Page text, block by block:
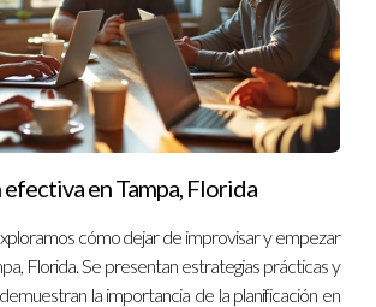
en Tampa, Florida
cómo dejar de improvisar y empezar
Florida. Se presentan estrategias prácticas y
la importancia de la planificación en